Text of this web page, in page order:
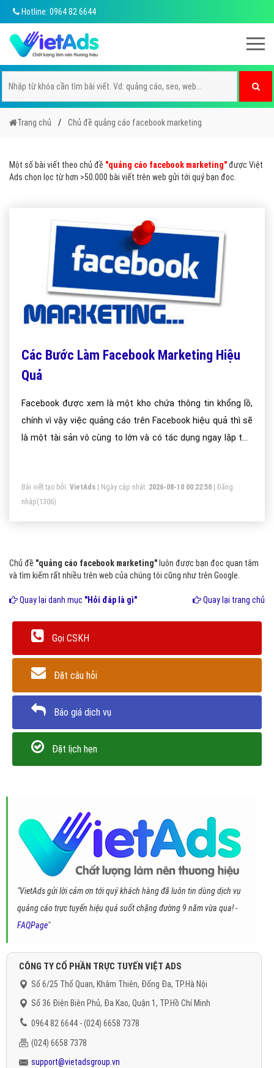
Hotline: 0964 82 6644
Trang chủ Chủ đề quảng cáo facebook marketing
Một số bài viết theo chủ đề "quảng cáo facebook marketing"được Việt
Ads chọn lọc từ hơn >50.000 bài viết trên web gửi tới quý bạn đọc.
Các Bước Làm Facebook Marketing Hiệu
Quả
Facebook được xem là một kho chứa thông tin khổng lồ,
chính vì vậy việc quảng cáo trên Facebook hiệu quả thì sẽ
là một tài sản vô cùng to lớn và có tác dụng ngay lập tức
Bài viết tạo bởi: VietAds | Ngày cập nhật: 2026-08-10 00:22:50
Đăng
nhập(1306)
Chủ đề "quảng cáo facebook marketing" luôn được bạn đọc quan tâm
và tìm kiếm rất nhiều trên web của chúng tôi cũng như trên Google.
Quay lại danh mục "Hỏi đáp là gì" Quay lại trang chủ
Gọi CSKH
Đặt câu hỏi
Báo giá dịch vụ
Đặt lịch hẹn
"VietAds gửi lời cảm ơn tới quý khách hàng đã luôn tin dùng dịch vụ
quảng cáo trực tuyến hiệu quả suốt chặng đường 9 năm vừa qua! -
FAQPage"
CÔNG TY CỔ PHẦN TRỰC TUYẾN VIỆT ADS
Số 6/25 Thổ Quan, Khâm Thiên, Đống Đa, TP.Hà Nội
Số 36 Điện Biên Phủ, Đa Kao, Quận 1, TP.Hồ Chí Minh
0964 82 6644 - (024) 6658 7378
(024) 6658 7378
support@vietadsgroup.vn